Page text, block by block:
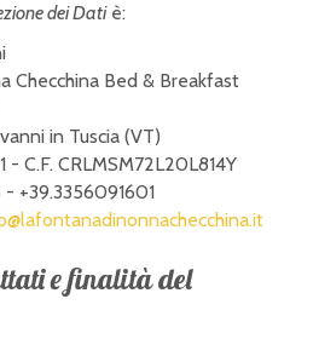
dei Datiè:
Checchina Bed & Breakfast
in Tuscia (VT)
C.F. CRLMSM72L20L814Y
- +39.3356091601
e finalità del